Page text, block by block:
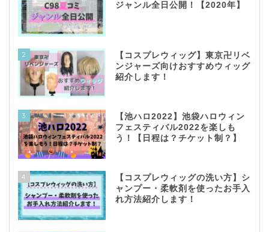
ジャンル全日公開！【2020年】
2
【コスプレウィッグ】東京卍リベ
ンジャーズ向けおすすめウィッグ
紹介します！
3
【池ハロ2022】池袋ハロウィン
フェスティバル2022を楽しも
う！【日程は？チケット制？】
4
【コスプレウィッグの洗い方】シ
ャンプー・柔軟剤を使ったお手入
れ方法紹介します！